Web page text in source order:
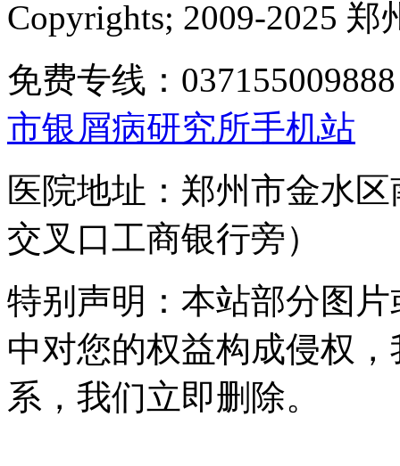
Copyrights; 2009-2025
免费专线：
市银屑病研究所手机站
医院地址：郑州市金水
交叉口工商银行旁）
特别声明：本站部分图
中对您的权益构成侵权
系，我们立即删除。